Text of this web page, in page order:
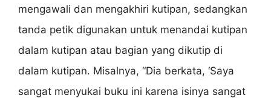
mengawali dan mengakhiri kutipan, sedangkan
tanda petik digunakan untuk menandai kutipan
dalam kutipan atau bagian yang dikutip di
dalam kutipan. Misalnya, “Dia berkata, ‘Saya
sangat menyukai buku ini karena isinya sangat